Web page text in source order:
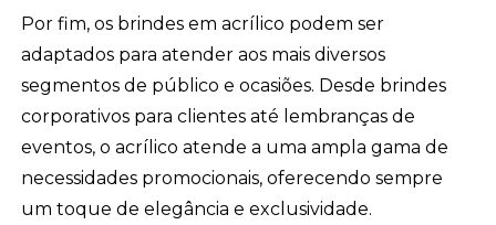
Por fim, os brindes em acrílico podem ser
adaptados para atender aos mais diversos
segmentos de público e ocasiões. Desde brindes
corporativos para clientes até lembranças de
eventos, o acrílico atende a uma ampla gama de
necessidades promocionais, oferecendo sempre
um toque de elegância e exclusividade.